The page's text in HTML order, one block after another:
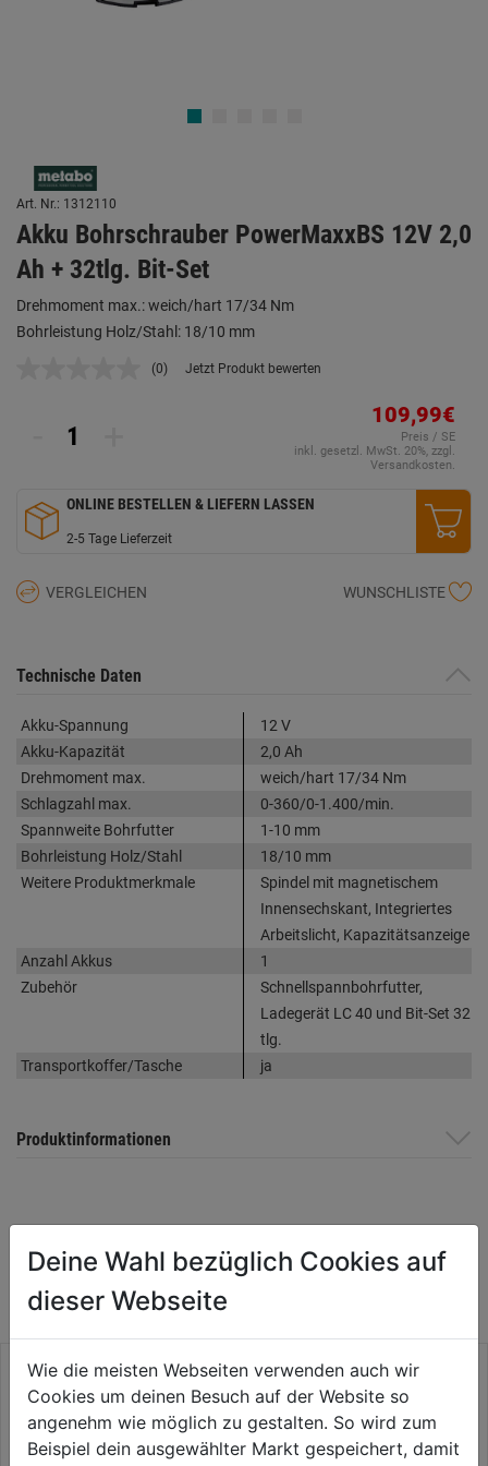
Art. Nr.: 1312110
Akku Bohrschrauber PowerMaxxBS 12V 2,0
Ah + 32tlg. Bit-Set
Drehmoment max.: weich/hart 17/34 Nm
Bohrleistung Holz/Stahl: 18/10 mm
Kein
(0) Jetzt Produkt bewerten
109,99€
Preis / SE
inkl. gesetzl. MwSt. 20%, zzgl.
Versandkosten.
ONLINE BESTELLEN & LIEFERN LASSEN
2-5 Tage Lieferzeit
VERGLEICHEN WUNSCHLISTE
Technische Daten
Akku-Spannung
12 V
Akku-Kapazität
2,0 Ah
Drehmoment max.
weich/hart 17/34 Nm
Schlagzahl max.
0-360/0-1.400/min.
Spannweite Bohrfutter
1-10 mm
Bohrleistung Holz/Stahl
18/10 mm
Weitere Produktmerkmale
Spindel mit magnetischem
Innensechskant, Integriertes
Arbeitslicht, Kapazitätsanzeige
Anzahl Akkus
1
Zubehör
Schnellspannbohrfutter,
Ladegerät LC 40 und Bit-Set 32
tlg.
Transportkoffer/Tasche
ja
Produktinformationen
WEITERE PRODUKTE AUS DIESER
KATEGORIE
Deine Wahl bezüglich Cookies auf
dieser Webseite
Wie die meisten Webseiten verwenden auch wir
Cookies um deinen Besuch auf der Website so
angenehm wie möglich zu gestalten. So wird zum
Beispiel dein ausgewählter Markt gespeichert, damit